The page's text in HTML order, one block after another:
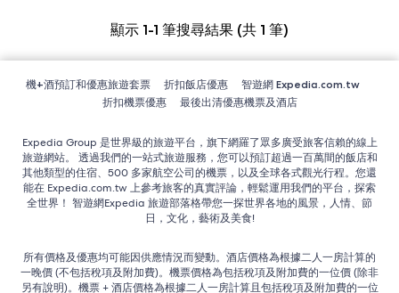
顯示 1-1 筆搜尋結果 (共 1 筆)
機+酒預訂和優惠旅遊套票 折扣飯店優惠
智遊網 Expedia.com.tw
折扣機票優惠
最後出清優惠機票及酒店
Expedia Group 是世界級的旅遊平台，旗下網羅了眾多廣受旅客信賴的線上
旅遊網站。 透過我們的一站式旅遊服務，您可以預訂超過一百萬間的飯店和
其他類型的住宿、500 多家航空公司的機票，以及全球各式觀光行程。您還
能在 Expedia.com.tw 上參考旅客的真實評論，輕鬆運用我們的平台，探索
全世界！ 智遊網Expedia 旅遊部落格帶您一探世界各地的風景，人情、節
日，文化，藝術及美食!
所有價格及優惠均可能因供應情況而變動。酒店價格為根據二人一房計算的
一晚價 (不包括稅項及附加費)。機票價格為包括稅項及附加費的一位價 (除非
另有說明)。機票 + 酒店價格為根據二人一房計算且包括稅項及附加費的一位